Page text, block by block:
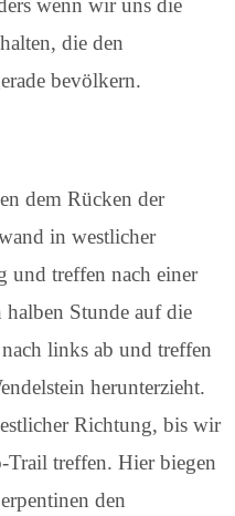
wenn wir uns die
die den
bevölkern.
dem Rücken der
in westlicher
und treffen nach einer
halben Stunde auf die
links ab und treffen
herunterzieht.
Richtung, bis wir
Trail treffen. Hier biegen
den